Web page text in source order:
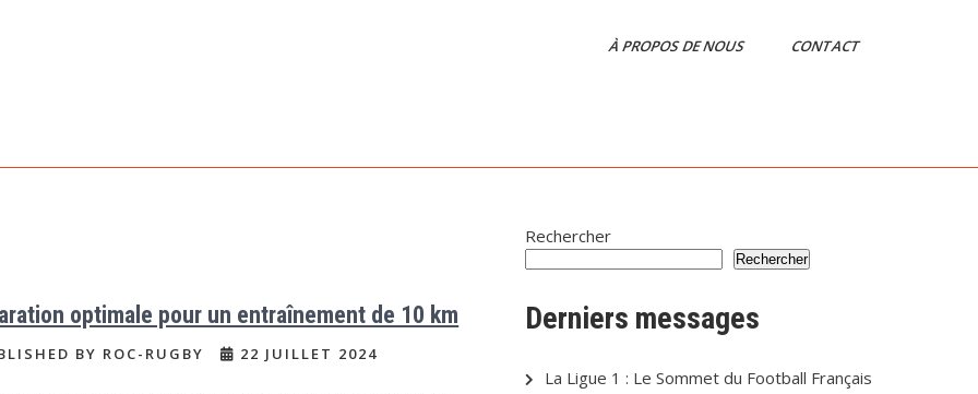
À PROPOS DE NOUS CONTACT
optimale pour un entraînement de 10 km
BY ROC-RUGBY 22 JUILLET 2024
Rechercher
Rechercher
Derniers messages
La Ligue 1 : Le Sommet du Football Français